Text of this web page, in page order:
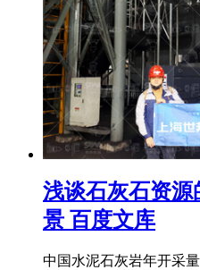
浅谈石灰石资
景 百度文库
中国水泥石灰岩年开采